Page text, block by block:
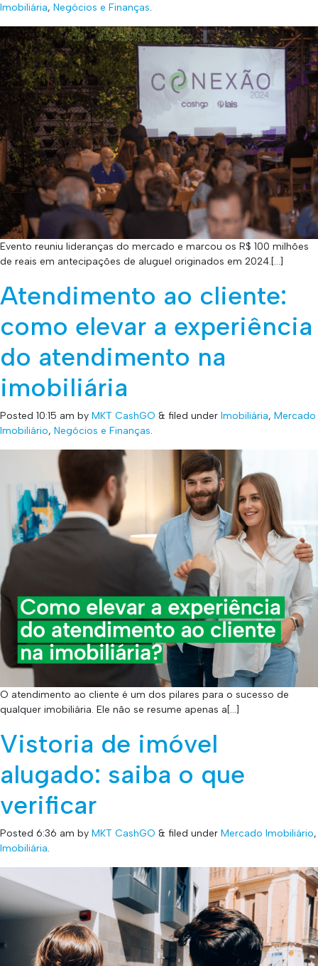
Imobiliária, Negócios e Finanças.
Evento reuniu lideranças do mercado e marcou os R$ 100 milhões
de reais em antecipações de aluguel originados em 2024.[…]
Atendimento ao cliente:
como elevar a experiência
do atendimento na
imobiliária
Posted 10:15 am by MKT CashGO & filed under Imobiliária, Mercado
Imobiliário, Negócios e Finanças.
O atendimento ao cliente é um dos pilares para o sucesso de
qualquer imobiliária. Ele não se resume apenas a[…]
Vistoria de imóvel
alugado: saiba o que
verificar
Posted 6:36 am by MKT CashGO & filed under Mercado Imobiliário,
Imobiliária.